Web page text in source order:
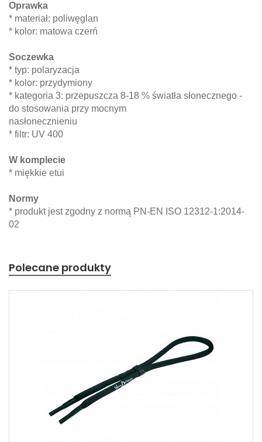
Oprawka
* materiał: poliwęglan
* kolor: matowa czerń
Soczewka
* typ: polaryzacja
* kolor: przydymiony
* kategoria 3: przepuszcza 8-18 % światła słonecznego -
do stosowania przy mocnym
nasłonecznieniu
* filtr: UV 400
W komplecie
* miękkie etui
Normy
* produkt jest zgodny z normą PN-EN ISO 12312-1:2014-
02
Polecane produkty